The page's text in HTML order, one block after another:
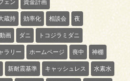
ェン 資金計画
蔵持 効率化 相談会 夜
動画 ダニ トコジラミダニ
ラリー ホームページ 喪中 神棚
新耐震基準 キャッシュレス 水素水